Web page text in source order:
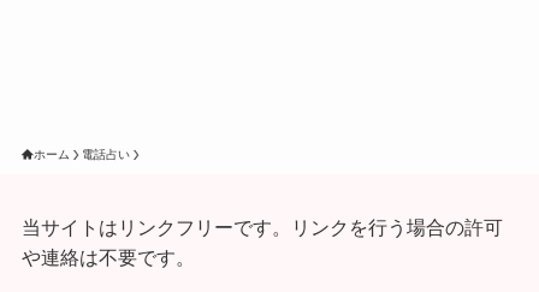
ホーム 電話占い
当サイトはリンクフリーです。リンクを行う場合の許可
や連絡は不要です。